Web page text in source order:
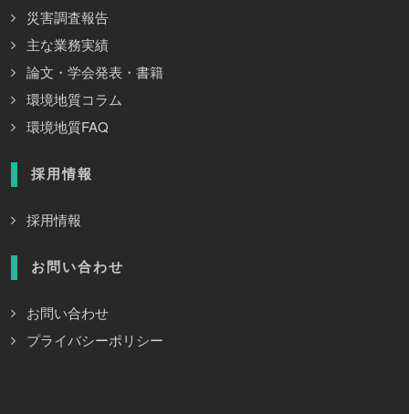
災害調査報告
主な業務実績
論文・学会発表・書籍
環境地質コラム
環境地質FAQ
採用情報
採用情報
お問い合わせ
お問い合わせ
プライバシーポリシー